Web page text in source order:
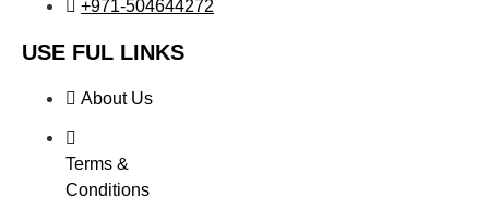
+971-504644272
USE FUL LINKS
About Us
Terms &
Conditions